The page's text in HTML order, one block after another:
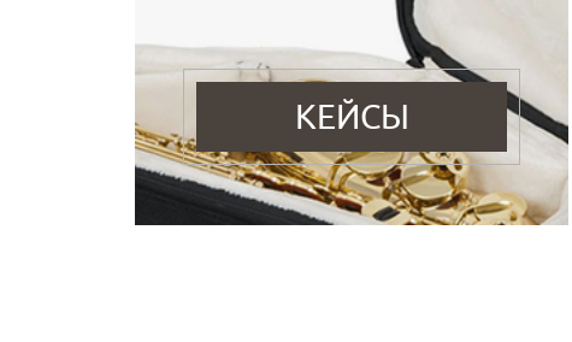
КЕЙСЫ